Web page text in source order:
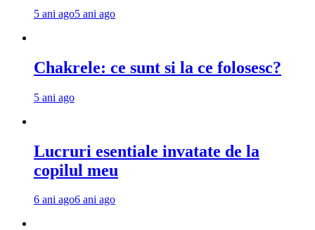
5 ani ago5 ani ago
Chakrele: ce sunt si la ce folosesc?
5 ani ago
Lucruri esentiale invatate de la
copilul meu
6 ani ago6 ani ago